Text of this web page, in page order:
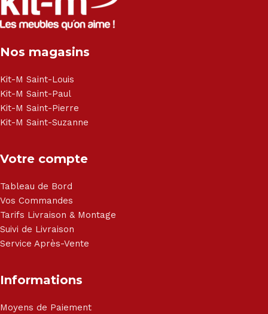
et chaise - Meuble de salle de bain - Literie - Lit - Bureau -
Électroménager - Télévision led - Réfrigérateur -
- Matelas - Hifi Hitachi, LG, Sharp, Philips, Bosh, Moulinex,
Haier, Sony, Cecotec, Westpoint, Dyson.
Nos magasins
Kit-M Saint-Louis
Kit-M Saint-Paul
Kit-M Saint-Pierre
Kit-M Saint-Suzanne
Votre compte
Tableau de Bord
Vos Commandes
Tarifs Livraison & Montage
Suivi de Livraison
Service Après-Vente
Informations
Moyens de Paiement